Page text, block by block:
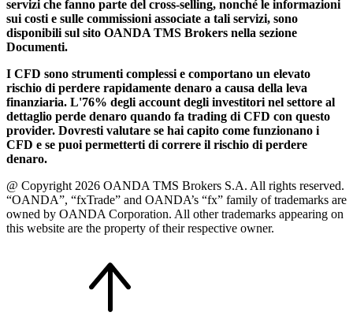
servizi che fanno parte del cross-selling, nonché le informazioni
sui costi e sulle commissioni associate a tali servizi, sono
disponibili sul sito OANDA TMS Brokers nella sezione
Documenti.
I CFD sono strumenti complessi e comportano un elevato
rischio di perdere rapidamente denaro a causa della leva
finanziaria. L'76% degli account degli investitori nel settore al
dettaglio perde denaro quando fa trading di CFD con questo
provider. Dovresti valutare se hai capito come funzionano i
CFD e se puoi permetterti di correre il rischio di perdere
denaro.
@ Copyright 2026 OANDA TMS Brokers S.A. All rights reserved.
“OANDA”, “fxTrade” and OANDA’s “fx” family of trademarks are
owned by OANDA Corporation. All other trademarks appearing on
this website are the property of their respective owner.